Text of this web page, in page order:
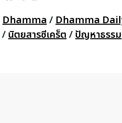
Dhamma/Dhamma
/นิตยสารซีเคร็ต/ปัญหาธรรม